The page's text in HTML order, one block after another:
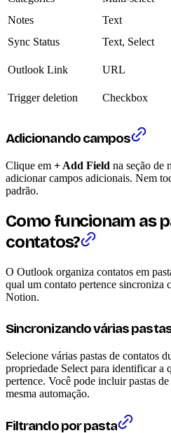
Notes
Text
Sync Status
Text, Select
Outlook Link
URL
Trigger deletion
Checkbox
Adicionando campos
Clique em + Add Field na seção de
adicionar campos adicionais. Nem
padrão.
Como funcionam as
contatos?
O Outlook organiza contatos em
qual um contato pertence sincroniza
Notion.
Sincronizando várias
Selecione várias pastas de contatos
propriedade Select para identificar a
pertence. Você pode incluir pastas
mesma automação.
Filtrando por pasta